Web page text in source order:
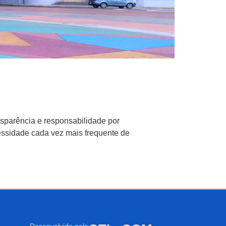
e responsabilidade por
cada vez mais frequente de